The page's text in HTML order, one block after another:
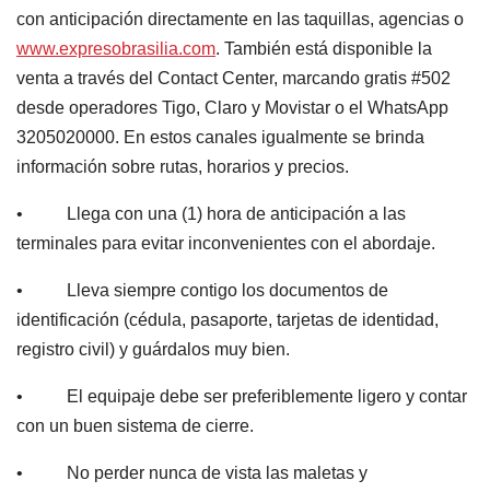
con anticipación directamente en las taquillas, agencias o
www.expresobrasilia.com. También está disponible la
venta a través del Contact Center, marcando gratis #502
desde operadores Tigo, Claro y Movistar o el WhatsApp
3205020000. En estos canales igualmente se brinda
información sobre rutas, horarios y precios.
• Llega con una (1) hora de anticipación a las
terminales para evitar inconvenientes con el abordaje.
• Lleva siempre contigo los documentos de
identificación (cédula, pasaporte, tarjetas de identidad,
registro civil) y guárdalos muy bien.
• El equipaje debe ser preferiblemente ligero y contar
con un buen sistema de cierre.
• No perder nunca de vista las maletas y